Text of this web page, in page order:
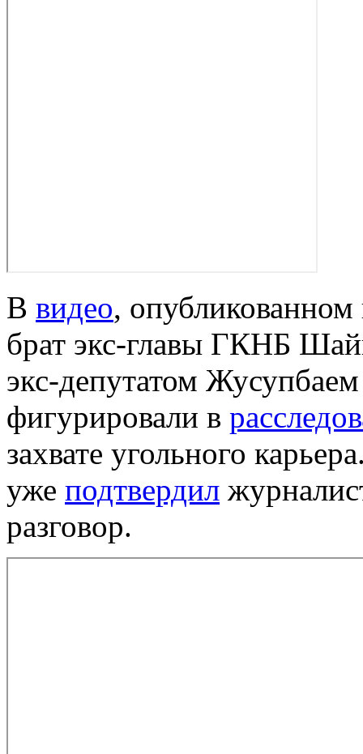
В видео, опубликованном
брат экс-главы ГКНБ
экс-депутатом
фигурировали в
захвате угольного
уже подтвердил
разговор.